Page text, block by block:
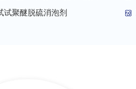
试聚醚脱硫消泡剂